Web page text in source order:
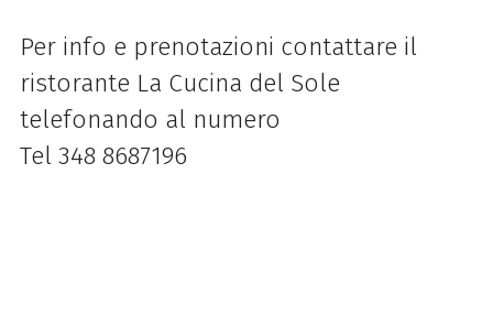
Per info e prenotazioni contattare il
ristorante La Cucina del Sole
telefonando al numero
Tel 348 8687196